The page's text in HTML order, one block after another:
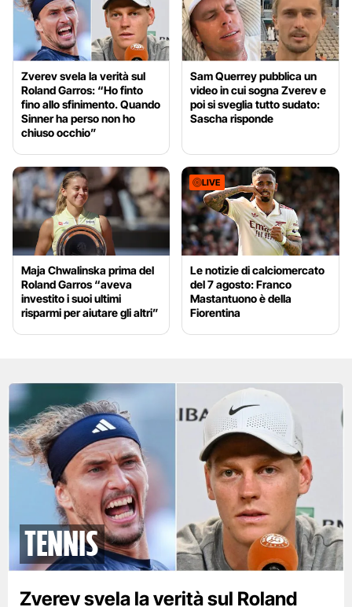
Zverev svela la verità sul
Roland Garros: “Ho finto
fino allo sfinimento. Quando
Sinner ha perso non ho
chiuso occhio”
Sam Querrey pubblica un
video in cui sogna Zverev e
poi si sveglia tutto sudato:
Sascha risponde
Maja Chwalinska prima del
Roland Garros “aveva
investito i suoi ultimi
risparmi per aiutare gli altri”
LIVE
Le notizie di calciomercato
del 7 agosto: Franco
Mastantuono è della
Fiorentina
tennis
Zverev svela la verità sul Roland